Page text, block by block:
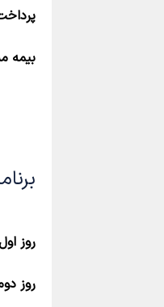
بیمه
روز
روز